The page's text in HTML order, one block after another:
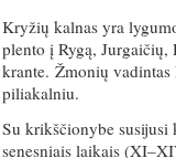
Kryžių kalnas yra
plento į Rygą,
krante. Žmonių
piliakalniu.
Su krikščionybe susijusi
senesniais laikais